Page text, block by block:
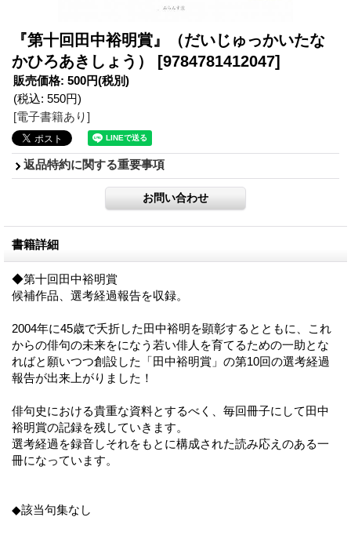
『第十回田中裕明賞』（だいじゅっかいたな
かひろあきしょう）
[9784781412047]
販売価格: 500円(税別)
(税込: 550円)
[電子書籍あり]
返品特約に関する重要事項
書籍詳細
◆第十回田中裕明賞
候補作品、選考経過報告を収録。
2004年に45歳で夭折した田中裕明を顕彰するとともに、これ
からの俳句の未来をになう若い俳人を育てるための一助とな
ればと願いつつ創設した「田中裕明賞」の第10回の選考経過
報告が出来上がりました！
俳句史における貴重な資料とするべく、毎回冊子にして田中
裕明賞の記録を残していきます。
選考経過を録音しそれをもとに構成された読み応えのある一
冊になっています。
◆該当句集なし